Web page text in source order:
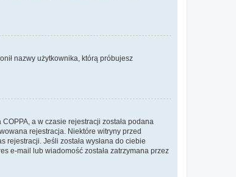
nazwy użytkownika, którą próbujesz
a w czasie rejestracji została podana
rejestracja. Niektóre witryny przed
Jeśli została wysłana do ciebie
e-mail lub wiadomość została zatrzymana przez